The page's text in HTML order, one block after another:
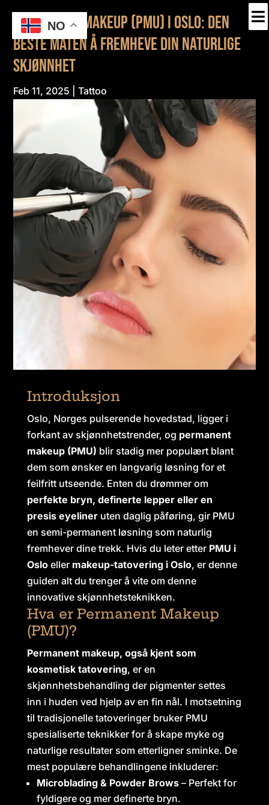

Permanent Makeup (PMU) i Oslo: Den
Beste Måten å Fremheve Din Naturlige
Skjønnhet
Feb 11, 2025 |Tattoo
Introduksjon
Oslo, Norges pulserende hovedstad, ligger i
forkant av skjønnhetstrender, og permanent
makeup (PMU) blir stadig mer populært blant
dem som ønsker en langvarig løsning for et
feilfritt utseende. Enten du drømmer om
perfekte bryn, definerte lepper eller en
presis eyelineruten daglig påføring, gir PMU
en semi-permanent løsning som naturlig
fremhever dine trekk. Hvis du leter etter PMU i
Osloeller makeup-tatovering i Oslo, er denne
guiden alt du trenger å vite om denne
innovative skjønnhetsteknikken.
Hva er Permanent Makeup
(PMU)?
Permanent makeup, også kjent som
kosmetisk tatovering, er en
skjønnhetsbehandling der pigmenter settes
inn i huden ved hjelp av en fin nål. I motsetning
til tradisjonelle tatoveringer bruker PMU
spesialiserte teknikker for å skape myke og
naturlige resultater som etterligner sminke. De
mest populære behandlingene inkluderer:
Microblading & Powder Brows– Perfekt for
fyldigere og mer definerte bryn.
NO